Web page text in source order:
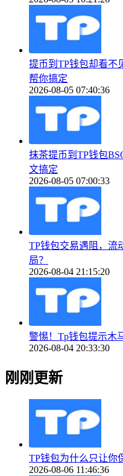
提币到TP钱包却看不
帮你搞定
2026-08-05 07:40:36
抹茶提币到TP钱包
文搞定
2026-08-05 07:00:33
TP钱包交易遇阻，流
局？
2026-08-04 21:15:20
警惕！Tp钱包提示木
2026-08-04 20:33:30
刚刚更新
TP钱包为什么只让你
2026-08-06 11:46:36